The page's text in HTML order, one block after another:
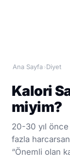
Ana Sayfa ›Diyet
Kalori
miyim?
20-30 yıl önce
fazla
“Önemli olan